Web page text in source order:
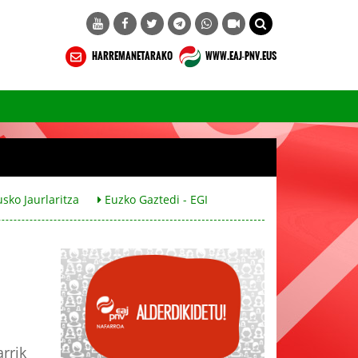
HARREMANETARAKO WWW.EAJ-PNV.EUS
Jaurlaritza Euzko Gaztedi - EGI